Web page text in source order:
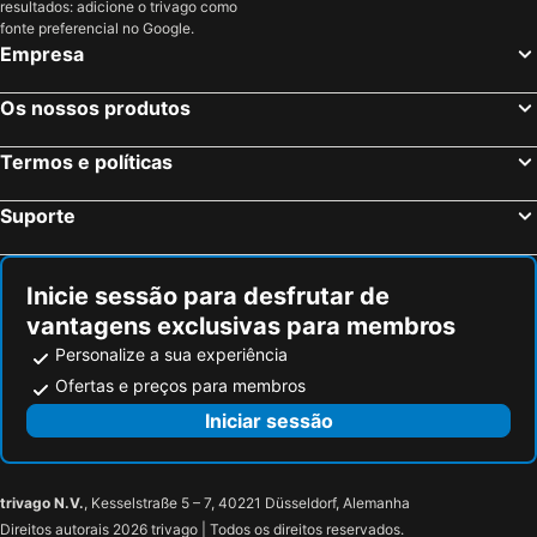
Vilaseca, Catalunha Hotéis
La Pineda de Salou, Catalunha Hotéis
Sevilha, Andaluzia Hotéis
Sangenjo, Galiza Hotéis
Isla Cristina, Andaluzia Hotéis
resultados: adicione o trivago como
fonte preferencial no Google.
Empresa
Os nossos produtos
Termos e políticas
Suporte
Inicie sessão para desfrutar de
vantagens exclusivas para membros
Personalize a sua experiência
Ofertas e preços para membros
Iniciar sessão
trivago N.V., Kesselstraße 5 – 7, 40221 Düsseldorf, Alemanha
Direitos autorais 2026 trivago | Todos os direitos reservados.